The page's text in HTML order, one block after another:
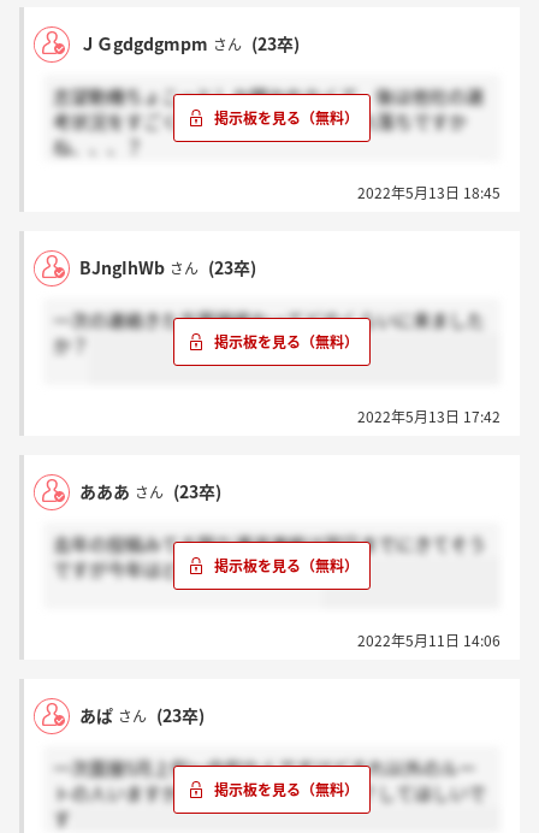
ＪＧgdgdgmpm さん (23卒)
志望動機ちょこっとしか聞かれなくて、後は他社の選
考状況をすごく聞かれたんですが、これ落ちですか
ね、、、？
2022年5月13日 18:45
BJngIhWb さん (23卒)
一次の連絡きた方面接終わってどのくらいに来ました
か？
2022年5月13日 17:42
あああ さん (23卒)
去年の投稿みてる限り通過連絡は翌日までにきてそう
ですが今年はどうなんですかね？
2022年5月11日 14:06
あぱ さん (23卒)
一次面接5月上旬～中旬なんですけどそれ以外のルー
トの人いますか？もしいたら、ほんと？してほしいで
す